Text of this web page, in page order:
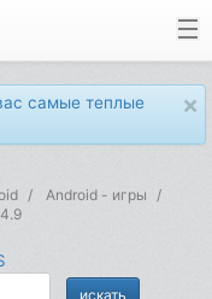
×
самые теплые
Android - игры